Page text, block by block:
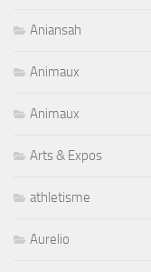
Aniansah
Animaux
Animaux
Arts & Expos
athletisme
Aurelio